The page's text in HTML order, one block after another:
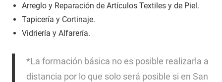
Arreglo y Reparación de Artículos Textiles y de Piel.
Tapicería y Cortinaje.
Vidriería y Alfarería.
*La formación básica no es posible realizarla a
distancia por lo que solo será posible si en San